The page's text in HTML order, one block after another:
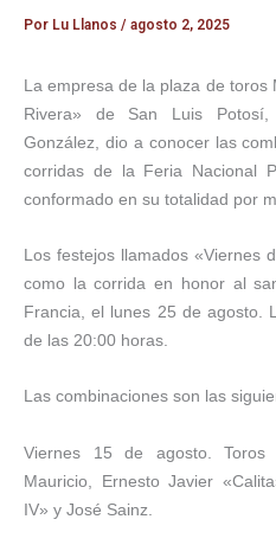
Por Lu Llanos / agosto 2, 2025
La empresa de la plaza de toros
Rivera» de San Luis
González, dio a conocer las
corridas de la Feria Nacional
conformado en su totalidad por
Los festejos llamados «Viernes
como la corrida en honor al
Francia, el lunes 25 de agosto.
de las 20:00 horas.
Las combinaciones son las
Viernes 15 de agosto.
Mauricio, Ernesto Javier
IV» y José Sainz.